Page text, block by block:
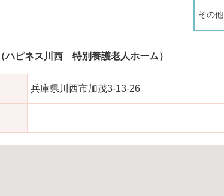
その他
（ハピネス川西 特別養護老人ホーム）
兵庫県川西市加茂3-13-26